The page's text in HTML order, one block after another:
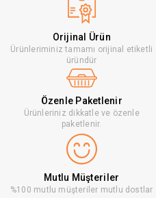
Orijinal Ürün
Ürünleriminiz tamamı orijinal etiketli
üründür
Özenle Paketlenir
Ürünleriniz dikkatle ve özenle
paketlenir.
Mutlu Müşteriler
%100 mutlu müşteriler mutlu dostlar